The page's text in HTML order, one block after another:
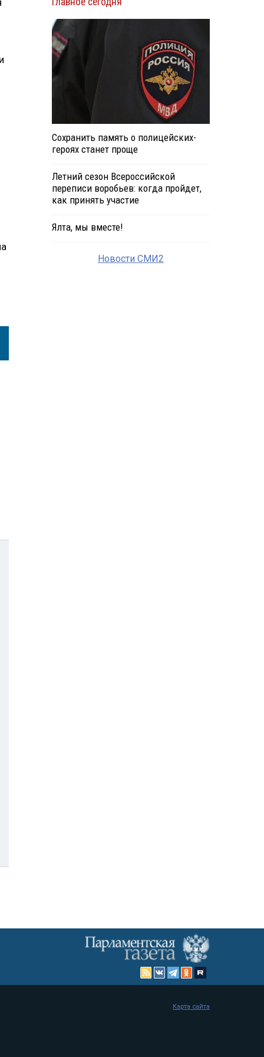
Сохранить память о полицейских-
героях станет проще
Летний сезон Всероссийской
переписи воробьев: когда пройдет,
как принять участие
Ялта, мы вместе!
Новости СМИ2
Карта сайта